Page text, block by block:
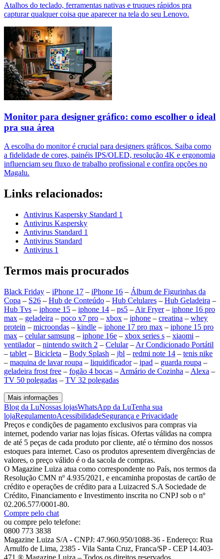
Atalhos do teclado, ferramentas nativas e truques rápidos pra
capturar qualquer coisa que aparecer na tela do seu Lenovo.
Monitor para designer gráfico: como escolher o ideal
pra sua área
A escolha do monitor é crucial para designers gráficos. Saiba como
a fidelidade de cores, painéis IPS/OLED, resolução 4K e ergonomia
influenciam seu fluxo de trabalho profissional e confira opções no
Magalu.
Links relacionados:
Antivirus Kaspersky Standard 1
Antivirus Kaspersky
Antivirus Standard 1
Antivirus Standard
Antivirus 1
Termos mais procurados
Black Friday – iPhone 17 – iPhone 16 – Álbum de Figurinhas da
Copa – S26 – Hub de Conteúdo – Hub Celulares – Hub Geladeira –
Hub Tvs – iphone 15 – iphone 14 – ps5 – Air Fryer– iphone 16 pro
max – geladeira – poco x7 pro – xbox – iphone – creatina – whey
protein – microondas – kindle – iphone 17 pro max – iphone 15 pro
max – celular samsung – iphone 16e – xbox series s – xiaomi –
ventilador– nintendo switch 2 – Celular– Ar Condicionado Portátil
– tablet – Bicicleta – Body Splash – jbl – redmi note 14 – tenis nike
– maquina de lavar roupa – liquidificador– ipad – guarda roupa –
geladeira frost free – fogão 4 bocas – Armário de Cozinha – Alexa –
TV 50 polegadas – TV 32 polegadas
Mais informações
Blog da LuNossas lojasWhatsApp da LuTenha sua
lojaRegulamentoAcessibilidadeSegurança e Privacidade
Preços e condições de pagamento exclusivos para compras via
internet, podendo variar nas lojas físicas. Ofertas válidas na compra
de até 5 peças de cada produto por cliente, até o término dos nossos
estoques para internet. Caso os produtos apresentem divergências de
valores, o preço válido é o da sacola de compras.
O Magazine Luiza atua como correspondente no País, nos termos da
Resolução CMN nº 4.935/2021, e encaminha propostas de cartão de
crédito e operações de crédito para a Luizacred S.A Sociedade de
Crédito, Financiamento e Investimento inscrita no CNPJ sob o nº
02.206.577/0001-80.
Compre pelo chat
ou compre pelo telefone:
0800 773 3838
Magazine Luiza S/A - CNPJ: 47.960.950/1088-36 - Endereço: Rua
Arnulfo de Lima, 2385 - Vila Santa Cruz, Franca/SP - CEP 14.403-
471 ® Magazine Luiza – Todos os direitos reservados.